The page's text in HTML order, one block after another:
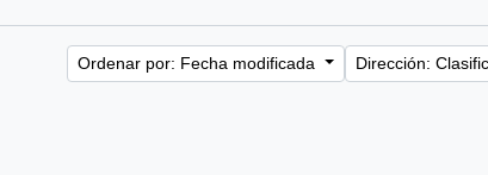
Ordenar por: Fecha modificada Dirección: